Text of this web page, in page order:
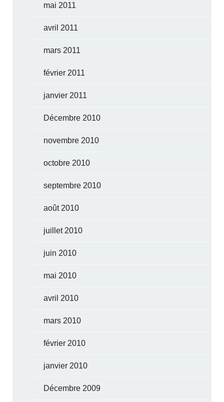
mai 2011
avril 2011
mars 2011
février 2011
janvier 2011
Décembre 2010
novembre 2010
octobre 2010
septembre 2010
août 2010
juillet 2010
juin 2010
mai 2010
avril 2010
mars 2010
février 2010
janvier 2010
Décembre 2009